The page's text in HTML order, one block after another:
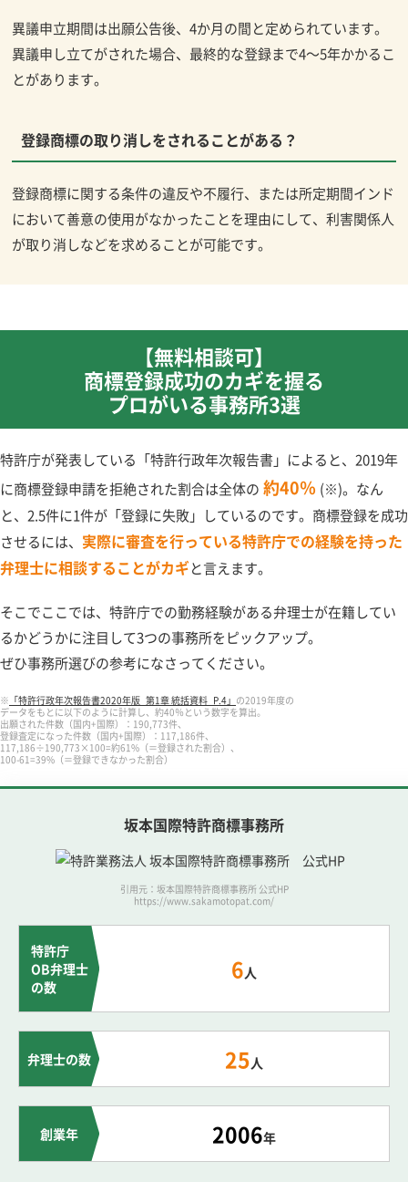
異議申立期間は出願公告後、4か月の間と定められています。
異議申し立てがされた場合、最終的な登録まで4～5年かかるこ
とがあります。
登録商標の取り消しをされることがある？
登録商標に関する条件の違反や不履行、または所定期間インド
において善意の使用がなかったことを理由にして、利害関係人
が取り消しなどを求めることが可能です。
【無料相談可】
商標登録成功のカギを握る
プロがいる事務所3選
特許庁が発表している「特許行政年次報告書」によると、2019年
に商標登録申請を拒絶された割合は全体の 約40％ (※)。なん
と、2.5件に1件が「登録に失敗」しているのです。商標登録を成功
させるには、 実際に審査を行っている特許庁での経験を持った
弁理士に相談することがカギと言えます。
そこでここでは、特許庁での勤務経験がある弁理士が在籍してい
るかどうかに注目して3つの事務所をピックアップ。
ぜひ事務所選びの参考になさってください。
※ 「特許行政年次報告書2020年版_第1章 統括資料_P.4」 の2019年度の
データをもとに以下のように計算し、約40％という数字を算出。
出願された件数（国内+国際）：190,773件、
登録査定になった件数（国内+国際）：117,186件、
117,186÷190,773×100=約61%（＝登録された割合）、
100-61=39%（＝登録できなかった割合）
坂本国際特許商標事務所
引用元：坂本国際特許商標事務所 公式HP
https://www.sakamotopat.com/
特許庁
OB弁理士
の数
6人
弁理士の数 25人
創業年 2006年